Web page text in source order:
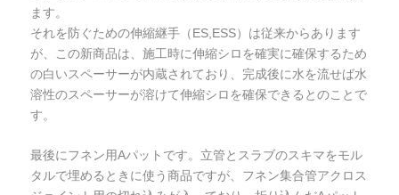
ます。
それを防ぐための伸縮継手（ES,ESS）は従来からあります
が、この新商品は、施工時に伸縮シロを確実に確保するため
の白いスペーサーが内蔵されており、完成後に水を流せば水
溶性のスペーサーが溶けて伸縮シロを確保できるとのことで
す。
最後にフネン用Aパットです。立管とスラブのスキマをモル
タルで埋めるときに使う商品ですが、フネン集合管アクロス